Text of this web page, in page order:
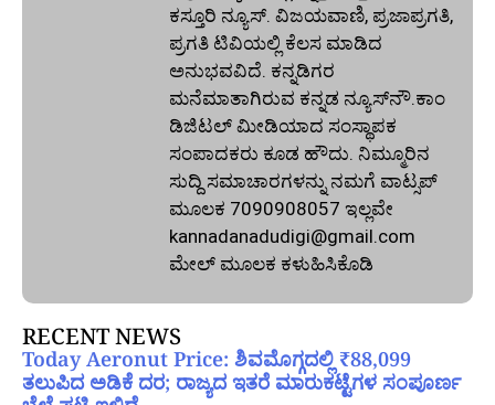
ಕಸ್ತೂರಿ ನ್ಯೂಸ್‌. ವಿಜಯವಾಣಿ, ಪ್ರಜಾಪ್ರಗತಿ,
ಪ್ರಗತಿ ಟಿವಿಯಲ್ಲಿ ಕೆಲಸ ಮಾಡಿದ
ಅನುಭವವಿದೆ. ಕನ್ನಡಿಗರ
ಮನೆಮಾತಾಗಿರುವ ಕನ್ನಡ ನ್ಯೂಸ್‌ನೌ.ಕಾಂ
ಡಿಜಿಟಲ್‌ ಮೀಡಿಯಾದ ಸಂಸ್ಥಾಪಕ
ಸಂಪಾದಕರು ಕೂಡ ಹೌದು. ನಿಮ್ಮೂರಿನ
ಸುದ್ದಿ ಸಮಾಚಾರಗಳನ್ನು ನಮಗೆ ವಾಟ್ಸಪ್‌
ಮೂಲಕ 7090908057 ಇಲ್ಲವೇ
kannadanadudigi@gmail.com
ಮೇಲ್‌ ಮೂಲಕ ಕಳುಹಿಸಿಕೊಡಿ
RECENT NEWS
Today Aeronut Price: ಶಿವಮೊಗ್ಗದಲ್ಲಿ ₹88,099
ತಲುಪಿದ ಅಡಿಕೆ ದರ; ರಾಜ್ಯದ ಇತರೆ ಮಾರುಕಟ್ಟೆಗಳ ಸಂಪೂರ್ಣ